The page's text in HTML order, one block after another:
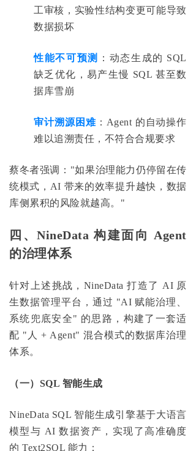
工审核，实验性结构变更可能导致
数据损坏
性能不可预测
：动态生成的 SQL
缺乏优化，易产生慢 SQL 甚至数
据库雪崩
审计溯源困难：Agent 的自动操作
难以追溯责任，不符合合规要求
蔡冬者强调："如果治理能力仍停留在传
统模式，AI 带来的效率提升越快，数据
库侧累积的风险就越高。"
四、NineData 构建面向 Agent
的治理体系
针对上述挑战，NineData 打造了 AI 原
生数据管理平台，通过 "AI 赋能治理、
系统兜底安全" 的思路，构建了一套适
配 "人 + Agent" 混合模式的数据库治理
体系。
（一）SQL 智能生成
NineData SQL 智能生成引擎基于大语言
模型与 AI 数据资产，实现了高准确度
的 Text2SQL 能力：